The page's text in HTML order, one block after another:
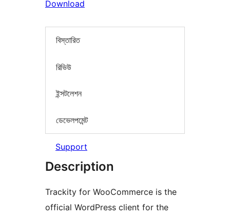
Download
বিস্তারিত
রিভিউ
ইন্সটলেশন
ডেভেলপমেন্ট
Support
Description
Trackity for WooCommerce is the
official WordPress client for the